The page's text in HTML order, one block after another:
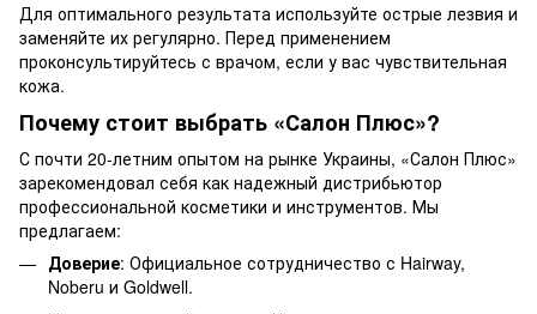
Для оптимального результата используйте острые лезвия и
заменяйте их регулярно. Перед применением
проконсультируйтесь с врачом, если у вас чувствительная
кожа.
Почему стоит выбрать «Салон Плюс»?
С почти 20-летним опытом на рынке Украины, «Салон Плюс»
зарекомендовал себя как надежный дистрибьютор
профессиональной косметики и инструментов. Мы
предлагаем:
Доверие: Официальное сотрудничество с Hairway,
Noberu и Goldwell.